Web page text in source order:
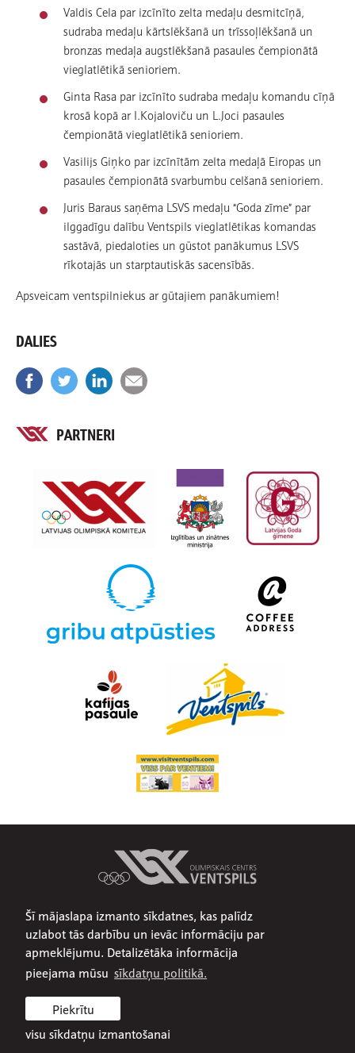
Šī mājaslapa izmanto sīkdatnes, kas palīdz
uzlabot tās darbību un ievāc informāciju par
apmeklējumu. Detalizētāka informācija
pieejama mūsu sīkdatņu politikā.
Piekrītu
visu sīkdatņu izmantošanai
Valdis Cela par izcīnīto zelta medaļu desmitcīņā,
sudraba medaļu kārtslēkšanā un trīssoļlēkšanā un
bronzas medaļa augstlēkšanā pasaules čempionātā
vieglatlētikā senioriem.
Ginta Rasa par izcīnīto sudraba medaļu komandu cīņā
krosā kopā ar I.Kojaloviču un L.Joci pasaules
čempionātā vieglatlētikā senioriem.
Vasilijs Giņko par izcīnītām zelta medaļā Eiropas un
pasaules čempionātā svarbumbu celšanā senioriem.
Juris Baraus saņēma LSVS medaļu “Goda zīme” par
ilggadīgu dalību Ventspils vieglatlētikas komandas
sastāvā, piedaloties un gūstot panākumus LSVS
rīkotajās un starptautiskās sacensībās.
Apsveicam ventspilniekus ar gūtajiem panākumiem!
DALIES
PARTNERI
Par mums
Publiskojamā informācija
Iepirkumi